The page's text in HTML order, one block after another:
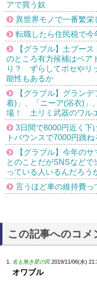
アで買う奴
異世界モノで一番繁栄
転職したら住民税で
【グラブル】土ブー
のところ有力候補はベア
り？ ずらしてポセやリ
能性もあるか
【グラブル】グラン
着)」、「ニーア(浴衣)」
場！ 土リミ武器のワル
3日間で8000円近く下
トバウンスで7000円跳ね
【グラブル】今年の
とのことだがSNSなど
っている人いるんだろう
言うほど車の維持費っ
この記事へのコメ
名も無き星の民 2019/11/06(水)
オワブル